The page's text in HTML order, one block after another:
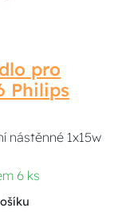
pro
Philips
nástěnné 1x15w
6 ks